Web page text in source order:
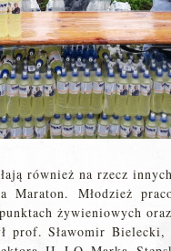
również na rzecz
Młodzież
żywieniowych
prof. Sławomir